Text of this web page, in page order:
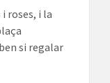
roses, i la
si regalar